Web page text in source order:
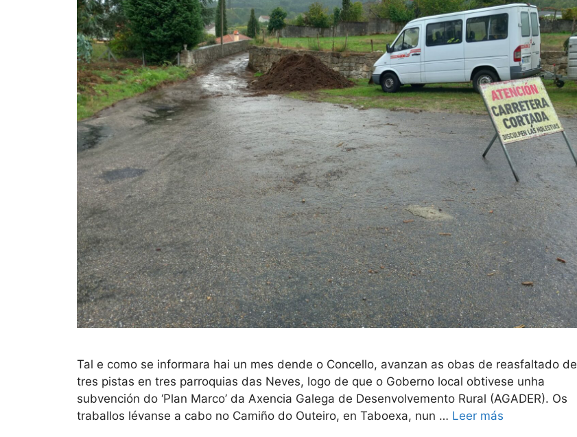
Tal e como se informara hai un mes dende o Concello, avanzan as obas de reasfaltado de
tres pistas en tres parroquias das Neves, logo de que o Goberno local obtivese unha
subvención do ‘Plan Marco’ da Axencia Galega de Desenvolvemento Rural (AGADER). Os
traballos lévanse a cabo no Camiño do Outeiro, en Taboexa, nun … Leer más